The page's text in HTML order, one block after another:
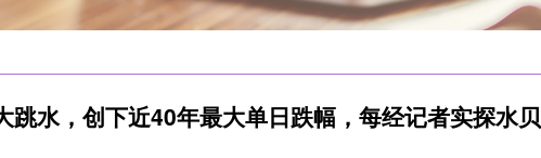
跳水，创下近40年最大单日跌幅，每经记者实探水贝